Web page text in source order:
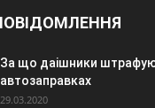
За що даішники
автозаправках
29.03.2020